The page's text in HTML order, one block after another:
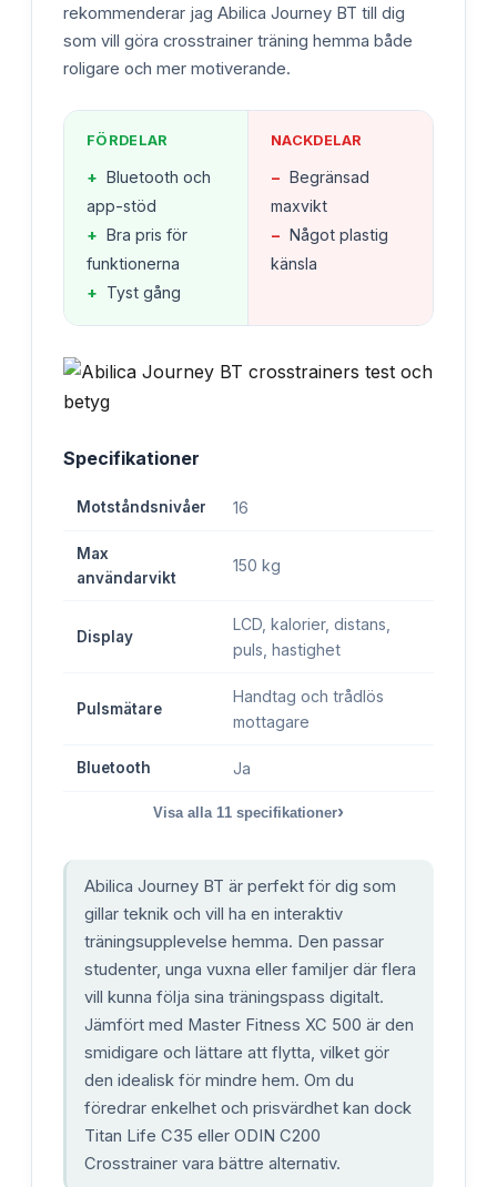
rekommenderar jag Abilica Journey BT till dig
som vill göra crosstrainer träning hemma både
roligare och mer motiverande.
FÖRDELAR
+ Bluetooth och
app-stöd
+ Bra pris för
funktionerna
+ Tyst gång
NACKDELAR
− Begränsad
maxvikt
− Något plastig
känsla
Specifikationer
Motståndsnivåer 16
Max
användarvikt
150 kg
Display
LCD, kalorier, distans,
puls, hastighet
Pulsmätare
Handtag och trådlös
mottagare
Bluetooth Ja
Visa alla 11 specifikationer›
Abilica Journey BT är perfekt för dig som
gillar teknik och vill ha en interaktiv
träningsupplevelse hemma. Den passar
studenter, unga vuxna eller familjer där flera
vill kunna följa sina träningspass digitalt.
Jämfört med Master Fitness XC 500 är den
smidigare och lättare att flytta, vilket gör
den idealisk för mindre hem. Om du
föredrar enkelhet och prisvärdhet kan dock
Titan Life C35 eller ODIN C200
Crosstrainer vara bättre alternativ.